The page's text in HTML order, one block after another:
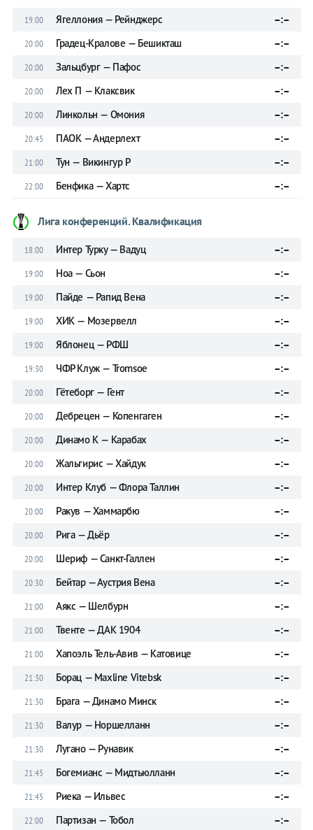
19:00 Ягеллония — Рейнджерс –:–
20:00 Градец-Кралове — Бешикташ –:–
20:00 Зальцбург — Пафос –:–
20:00 Лех П — Клаксвик –:–
20:00 Линкольн — Омония –:–
20:45 ПАОК — Андерлехт –:–
21:00 Тун — Викингур Р –:–
22:00 Бенфика — Хартс –:–
Лига конференций. Квалификация
18:00 Интер Турку — Вадуц –:–
19:00 Ноа — Сьон –:–
19:00 Пайде — Рапид Вена –:–
19:00 ХИК — Мозервелл –:–
19:00 Яблонец — РФШ –:–
19:30 ЧФР Клуж — Tromsoe –:–
20:00 Гётеборг — Гент –:–
20:00 Дебрецен — Копенгаген –:–
20:00 Динамо К — Карабах –:–
20:00 Жальгирис — Хайдук –:–
20:00 Интер Клуб — Флора Таллин –:–
20:00 Ракув — Хаммарбю –:–
20:00 Рига — Дьёр –:–
20:00 Шериф — Санкт-Галлен –:–
20:30 Бейтар — Аустрия Вена –:–
21:00 Аякс — Шелбурн –:–
21:00 Твенте — ДАК 1904 –:–
21:00 Хапоэль Тель-Авив — Катовице –:–
21:30 Борац — Maxline Vitebsk –:–
21:30 Брага — Динамо Минск –:–
21:30 Валур — Норшелланн –:–
21:30 Лугано — Рунавик –:–
21:45 Богемианс — Мидтьюлланн –:–
21:45 Риека — Ильвес –:–
22:00 Партизан — Тобол –:–